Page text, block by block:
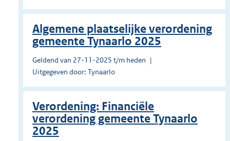
Algemene plaatselijke verordening
gemeente Tynaarlo 2025
Geldend van 27-11-2025 t/m heden
Uitgegeven door: Tynaarlo
Verordening: Financiële
verordening gemeente Tynaarlo
2025